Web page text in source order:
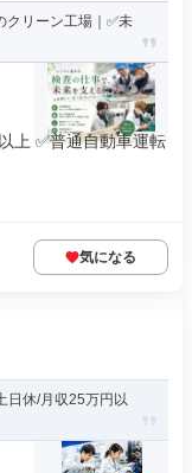
クリーン工場｜✅未
上 ✅普通自動車運転
気になる
日休/月収25万円以